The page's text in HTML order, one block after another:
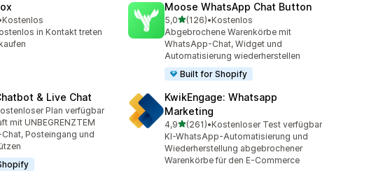
insgesamt
Kostenlos
in Kontakt treten
Moose WhatsApp Chat Button
5,0von 5 Sternen
(126)
126 Rezensionen insgesamt
•Kostenlos
Abgebrochene Warenkörbe mit
WhatsApp-Chat, Widget und
Automatisierung wiederherstellen
Built for Shopify
& Live Chat
insgesamtPlan verfügbar
mit UNBEGRENZTEM
Posteingang und
KwikEngage: Whatsapp
Marketing
4,9von 5 Sternen
(261)
261 Rezensionen insgesamt
•Kostenloser Test verfügbar
KI-WhatsApp-Automatisierung und
Wiederherstellung abgebrochener
Warenkörbe für den E-Commerce